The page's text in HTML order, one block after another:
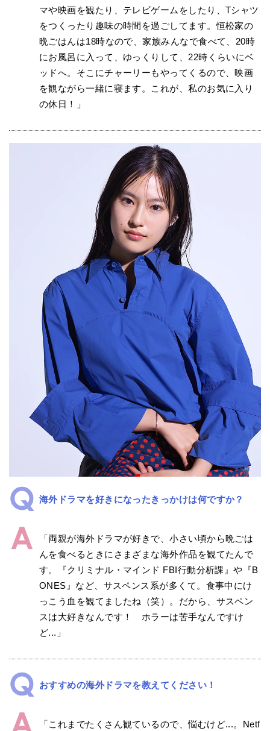
マや映画を観たり、テレビゲームをしたり、Tシャツ
をつくったり趣味の時間を過ごしてます。恒松家の
晩ごはんは18時なので、家族みんなで食べて、20時
にお風呂に入って、ゆっくりして、22時くらいにベ
ッドへ。そこにチャーリーもやってくるので、映画
を観ながら一緒に寝ます。これが、私のお気に入り
の休日！」
海外ドラマを好きになったきっかけは何ですか？
「両親が海外ドラマが好きで、小さい頃から晩ごは
んを食べるときにさまざまな海外作品を観てたんで
す。『クリミナル・マインド FBI行動分析課』や『B
ONES』など、サスペンス系が多くて。食事中にけ
っこう血を観てましたね（笑）。だから、サスペン
スは大好きなんです！ ホラーは苦手なんですけ
ど...」
おすすめの海外ドラマを教えてください！
「これまでたくさん観ているので、悩むけど...。Netf